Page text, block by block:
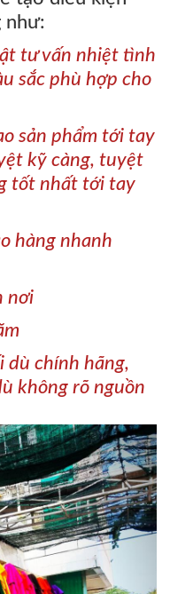
như:
tư vấn nhiệt tình
sắc phù hợp cho
sản phẩm tới tay
kỹ càng, tuyệt
tốt nhất tới tay
hàng nhanh
nơi
dù chính hãng,
không rõ nguồn